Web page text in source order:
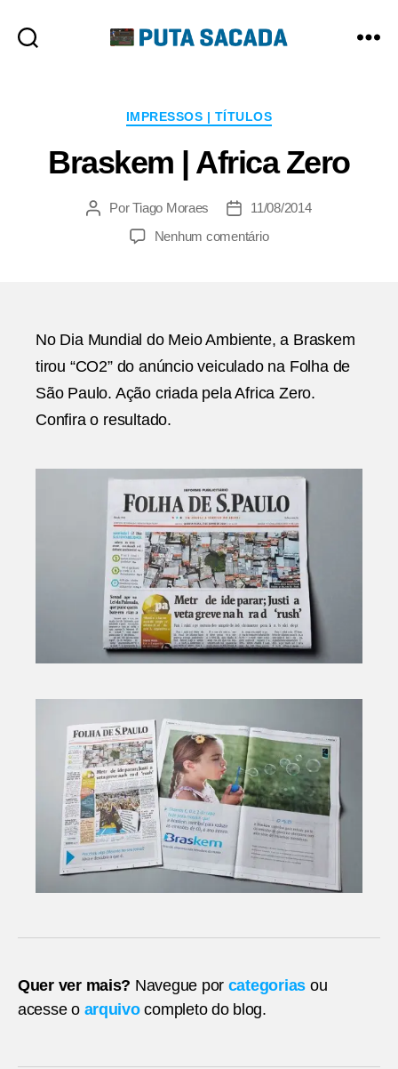
Categorias
IMPRESSOS | TÍTULOS
Braskem | Africa Zero
AutorPorTiago Moraes
Data11/08/2014
Nenhum comentárioem
No Dia Mundial do Meio Ambiente, a Braskem
tirou “CO2” do anúncio veiculado na Folha de
São Paulo. Ação criada pela Africa Zero.
Confira o resultado.
Quer ver mais? Navegue por categorias ou
acesse o arquivocompleto do blog.